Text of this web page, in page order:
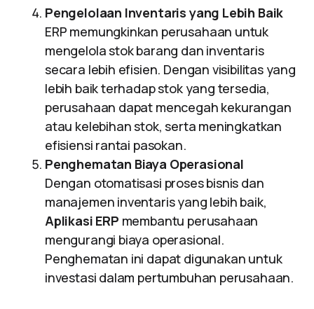
Pengelolaan Inventaris yang Lebih Baik
ERP memungkinkan perusahaan untuk
mengelola stok barang dan inventaris
secara lebih efisien. Dengan visibilitas yang
lebih baik terhadap stok yang tersedia,
perusahaan dapat mencegah kekurangan
atau kelebihan stok, serta meningkatkan
efisiensi rantai pasokan.
Penghematan Biaya Operasional
Dengan otomatisasi proses bisnis dan
manajemen inventaris yang lebih baik,
Aplikasi ERP membantu perusahaan
mengurangi biaya operasional.
Penghematan ini dapat digunakan untuk
investasi dalam pertumbuhan perusahaan.